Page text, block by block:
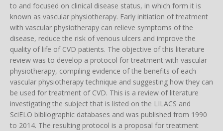
to and focused on clinical disease status, in which form it is
known as vascular physiotherapy. Early initiation of treatment
with vascular physiotherapy can relieve symptoms of the
disease, reduce the risk of venous ulcers and improve the
quality of life of CVD patients. The objective of this literature
review was to develop a protocol for treatment with vascular
physiotherapy, compiling evidence of the benefits of each
vascular physiotherapy technique and suggesting how they can
be used for treatment of CVD. This is a review of literature
investigating the subject that is listed on the LILACS and
SciELO bibliographic databases and was published from 1990
to 2014. The resulting protocol is a proposal for treatment